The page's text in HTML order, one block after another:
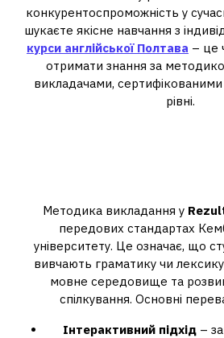
конкурентоспроможність у
шукаєте якісне навчання з
курси англійської Полтава – це
отримати знання за
викладачами,
рівні.
Методика викладання у
передових стандартах
університету. Це означає, що
вивчають граматику чи
мовне середовище та
спілкування. Основні
Інтерактивний підхід –